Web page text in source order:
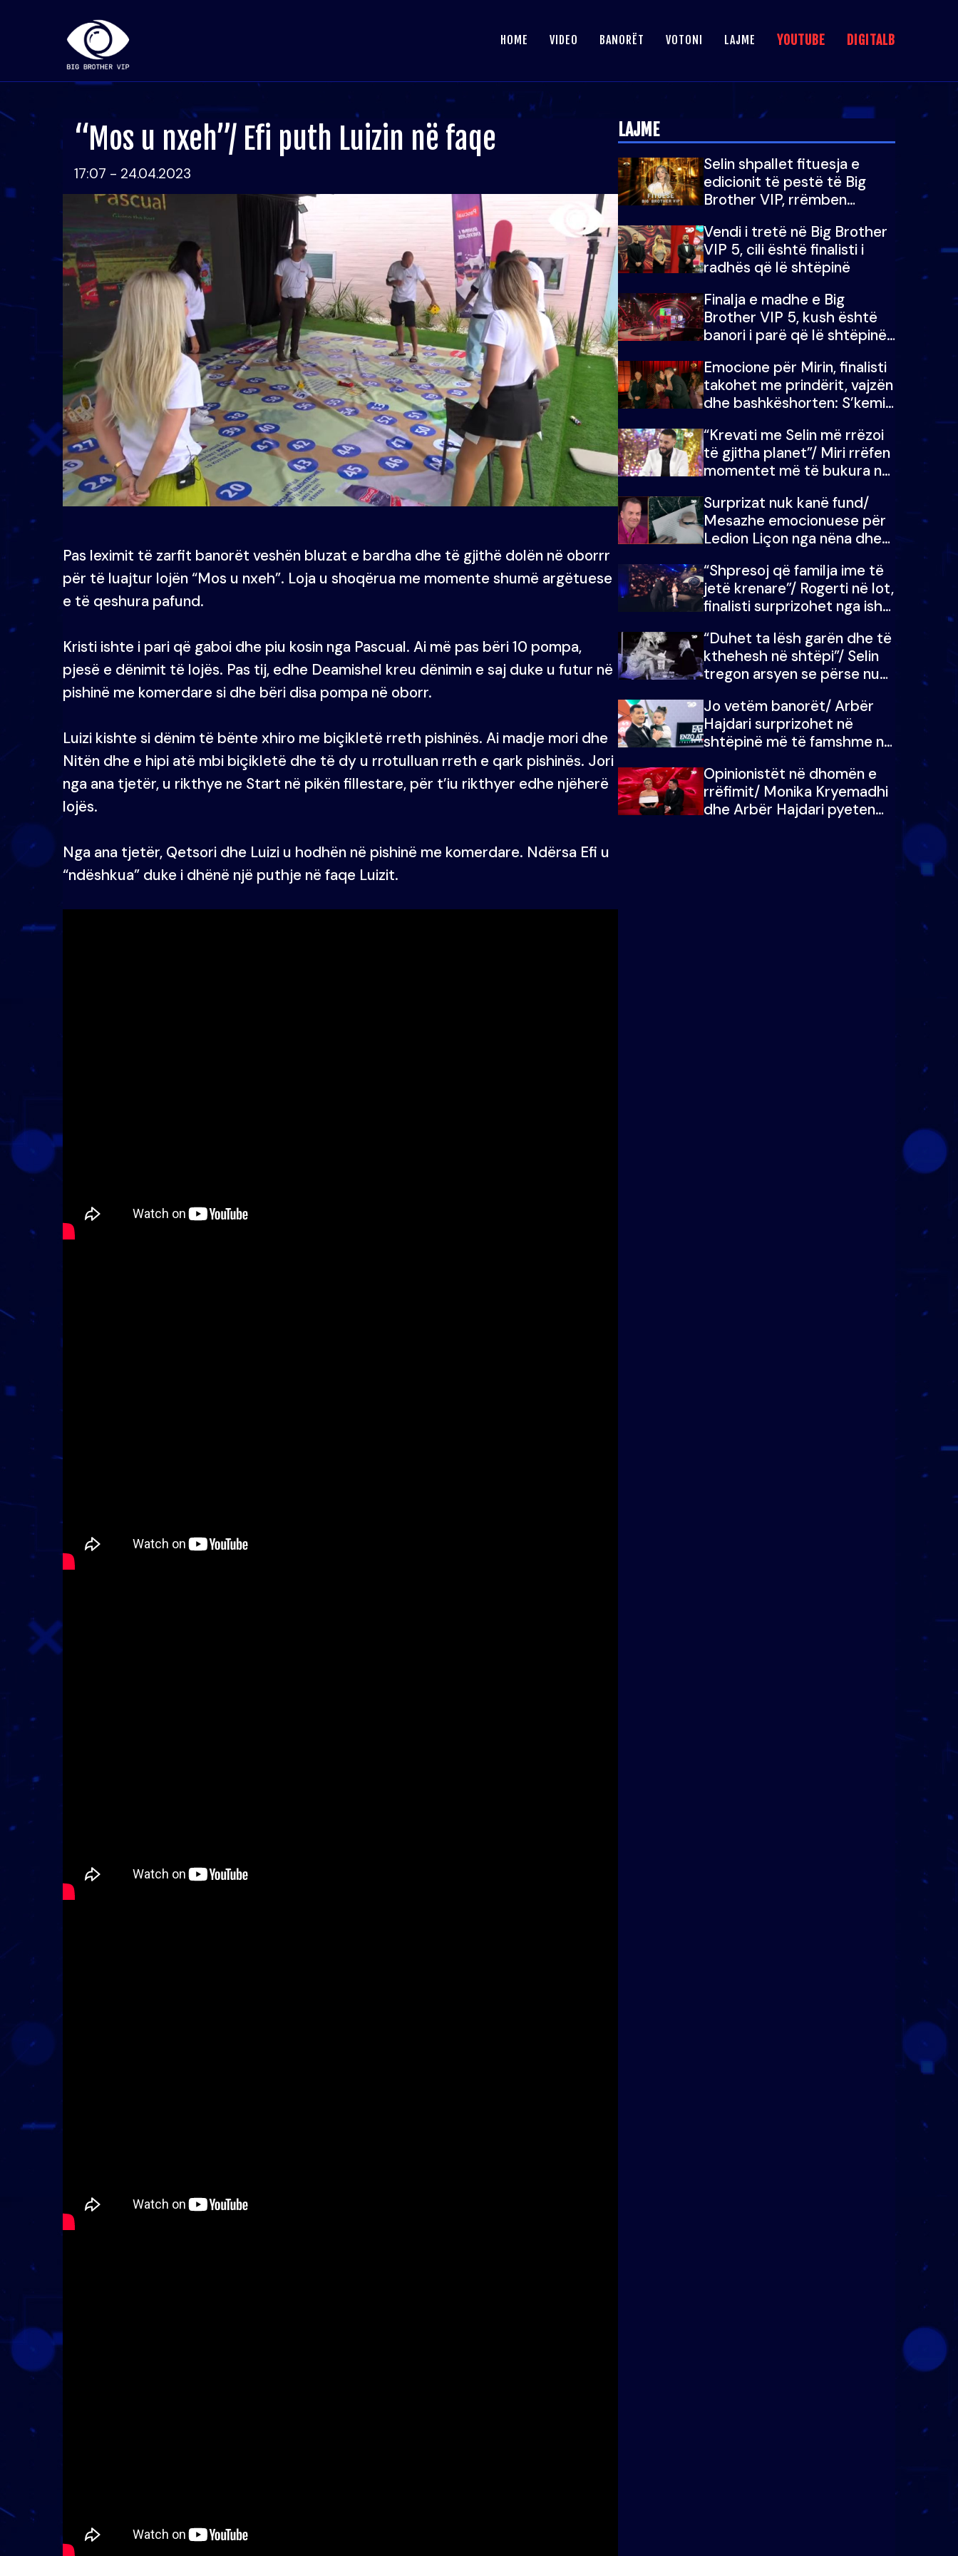
HOME VIDEO BANORËT VOTONI LAJME YOUTUBE DIGITALB
“Mos u nxeh”/ Efi puth Luizin në faqe
17:07 - 24.04.2023
Pas leximit të zarfit banorët veshën bluzat e bardha dhe të gjithë dolën në oborrr
për të luajtur lojën “Mos u nxeh”. Loja u shoqërua me momente shumë argëtuese
e të qeshura pafund.
Kristi ishte i pari që gaboi dhe piu kosin nga Pascual. Ai më pas bëri 10 pompa,
pjesë e dënimit të lojës. Pas tij, edhe Deamishel kreu dënimin e saj duke u futur në
pishinë me komerdare si dhe bëri disa pompa në oborr.
Luizi kishte si dënim të bënte xhiro me biçikletë rreth pishinës. Ai madje mori dhe
Nitën dhe e hipi atë mbi biçikletë dhe të dy u rrotulluan rreth e qark pishinës. Jori
nga ana tjetër, u rikthye ne Start në pikën fillestare, për t’iu rikthyer edhe njëherë
lojës.
Nga ana tjetër, Qetsori dhe Luizi u hodhën në pishinë me komerdare. Ndërsa Efi u
“ndëshkua” duke i dhënë një puthje në faqe Luizit.
LAJME
Selin shpallet fituesja e
edicionit të pestë të Big
Brother VIP, rrëmben
mijë eurosh
Vendi i tretë në Big Brother
VIP 5, cili është finalisti i
radhës që lë shtëpinë
Finalja e madhe e Big
Brother VIP 5, kush është
banori i parë që lë shtëpinë
fituar çmimin e madh
Emocione për Mirin, finalisti
takohet me prindërit, vajzën
dhe bashkëshorten: S’kemi
“Krevati me Selin më rrëzoi
të gjitha planet”/ Miri rrëfen
momentet më të bukura në
mungojë zilja e mëngjesit
kur…
Surprizat nuk kanë fund/
Mesazhe emocionuese për
Ledion Liçon nga nëna dhe
i mban dot lotët: Nuk
meritoj…
“Shpresoj që familja ime të
jetë krenare”/ Rogerti në lot,
finalisti surprizohet nga ish-
“Duhet ta lësh garën dhe të
kthehesh në shtëpi”/ Selin
tregon arsyen se përse nuk
Doja ta çoja luftën time deri
në fund
Jo vetëm banorët/ Arbër
Hajdari surprizohet në
shtëpinë më të famshme në
me vajzën e tij
Opinionistët në dhomën e
rrëfimit/ Monika Kryemadhi
dhe Arbër Hajdari pyeten